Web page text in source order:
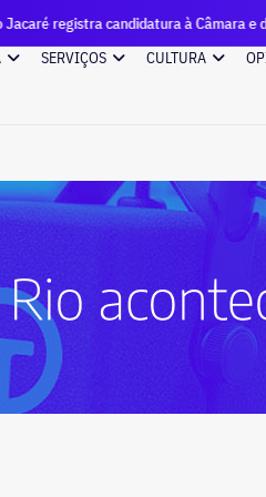
à Câmara e declara
SERVIÇOS CULTURA